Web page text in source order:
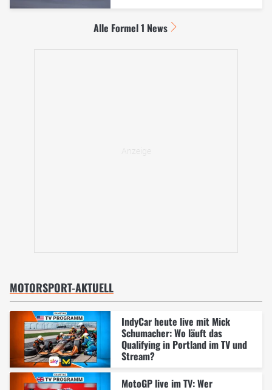
Alle Formel 1 News
MOTORSPORT-AKTUELL
IndyCar heute live mit Mick
Schumacher: Wo läuft das
Qualifying in Portland im TV und
Stream?
MotoGP live im TV: Wer